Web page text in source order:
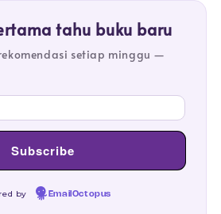
tahu buku baru
setiap minggu —
by EmailOctopus